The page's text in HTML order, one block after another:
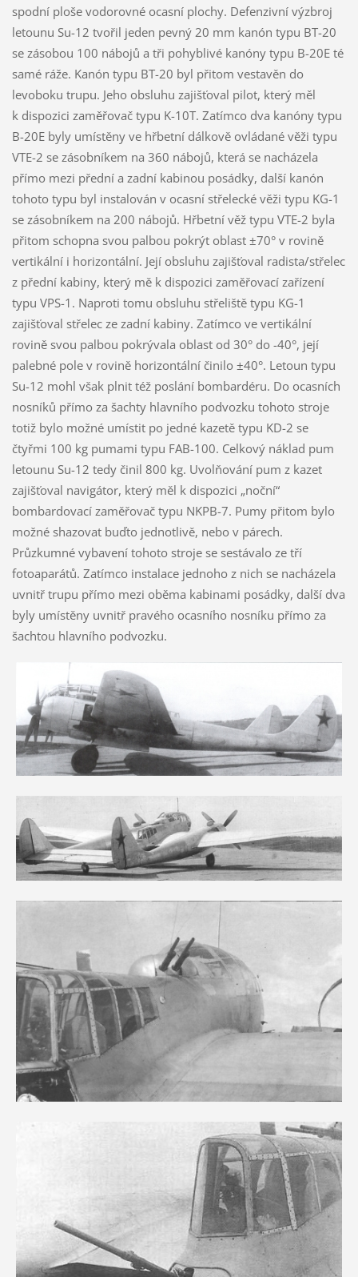
spodní ploše vodorovné ocasní plochy. Defenzivní výzbroj
letounu Su-12 tvořil jeden pevný 20 mm kanón typu BT-20
se zásobou 100 nábojů a tři pohyblivé kanóny typu B-20E té
samé ráže. Kanón typu BT-20 byl přitom vestavěn do
levoboku trupu. Jeho obsluhu zajišťoval pilot, který měl
k dispozici zaměřovač typu K-10T. Zatímco dva kanóny typu
B-20E byly umístěny ve hřbetní dálkově ovládané věži typu
VTE-2 se zásobníkem na 360 nábojů, která se nacházela
přímo mezi přední a zadní kabinou posádky, další kanón
tohoto typu byl instalován v ocasní střelecké věži typu KG-1
se zásobníkem na 200 nábojů. Hřbetní věž typu VTE-2 byla
přitom schopna svou palbou pokrýt oblast ±70° v rovině
vertikální i horizontální. Její obsluhu zajišťoval radista/střelec
z přední kabiny, který mě k dispozici zaměřovací zařízení
typu VPS-1. Naproti tomu obsluhu střeliště typu KG-1
zajišťoval střelec ze zadní kabiny. Zatímco ve vertikální
rovině svou palbou pokrývala oblast od 30° do -40°, její
palebné pole v rovině horizontální činilo ±40°. Letoun typu
Su-12 mohl však plnit též poslání bombardéru. Do ocasních
nosníků přímo za šachty hlavního podvozku tohoto stroje
totiž bylo možné umístit po jedné kazetě typu KD-2 se
čtyřmi 100 kg pumami typu FAB-100. Celkový náklad pum
letounu Su-12 tedy činil 800 kg. Uvolňování pum z kazet
zajišťoval navigátor, který měl k dispozici „noční“
bombardovací zaměřovač typu NKPB-7. Pumy přitom bylo
možné shazovat buďto jednotlivě, nebo v párech.
Průzkumné vybavení tohoto stroje se sestávalo ze tří
fotoaparátů. Zatímco instalace jednoho z nich se nacházela
uvnitř trupu přímo mezi oběma kabinami posádky, další dva
byly umístěny uvnitř pravého ocasního nosníku přímo za
šachtou hlavního podvozku.